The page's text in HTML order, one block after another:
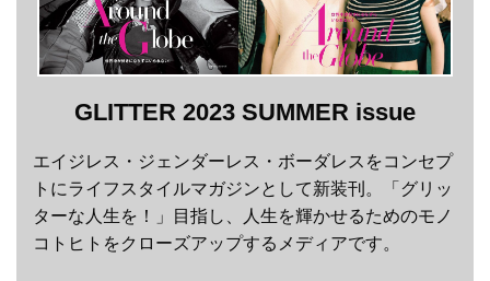
GLITTER 2023 SUMMER issue
エイジレス・ジェンダーレス・ボーダレスをコンセプ
トにライフスタイルマガジンとして新装刊。「グリッ
ターな人生を！」目指し、人生を輝かせるためのモノ
コトヒトをクローズアップするメディアです。